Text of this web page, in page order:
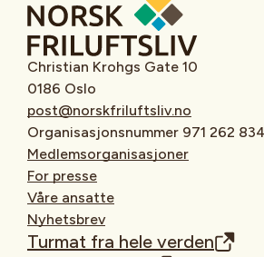
Christian Krohgs Gate 10
0186 Oslo
post@norskfriluftsliv.no
Organisasjonsnummer 971 262 834
Medlemsorganisasjoner
For presse
Våre ansatte
Nyhetsbrev
Turmat fra hele verden